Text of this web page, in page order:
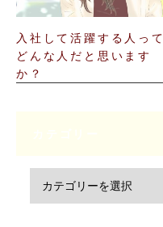
入社して活躍する人って
どんな人だと思います
か？